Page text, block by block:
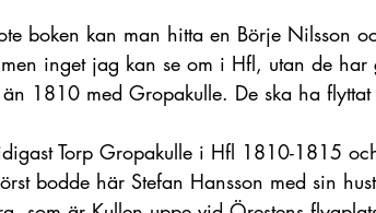
boken kan man hitta en Börje Nilsson
inget jag kan se om i Hfl, utan de
1810 med Gropakulle. De ska ha
Torp Gropakulle i Hfl 1810-1815
bodde här Stefan Hansson med sin